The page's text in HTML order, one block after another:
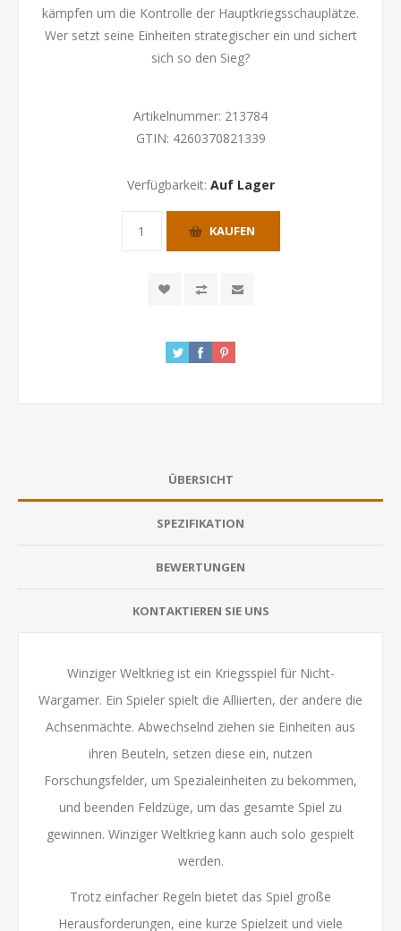
kämpfen um die Kontrolle der Hauptkriegsschauplätze.
Wer setzt seine Einheiten strategischer ein und sichert
sich so den Sieg?
Artikelnummer: 213784
GTIN: 4260370821339
Verfügbarkeit: Auf Lager
KAUFEN
ÜBERSICHT
SPEZIFIKATION
BEWERTUNGEN
KONTAKTIEREN SIE UNS
Winziger Weltkrieg ist ein Kriegsspiel für Nicht-
Wargamer. Ein Spieler spielt die Alliierten, der andere die
Achsenmächte. Abwechselnd ziehen sie Einheiten aus
ihren Beuteln, setzen diese ein, nutzen
Forschungsfelder, um Spezialeinheiten zu bekommen,
und beenden Feldzüge, um das gesamte Spiel zu
gewinnen. Winziger Weltkrieg kann auch solo gespielt
werden.
Trotz einfacher Regeln bietet das Spiel große
Herausforderungen, eine kurze Spielzeit und viele